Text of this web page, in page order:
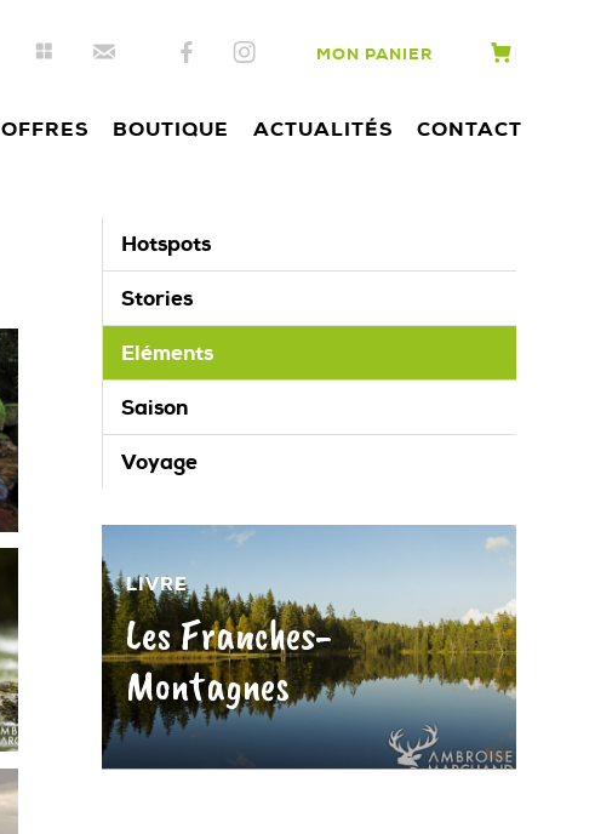
MON PANIER
OFFRES BOUTIQUE ACTUALITÉS CONTACT
Hotspots
Stories
Eléments
Saison
Voyage
LIVRE
Les Franches-
Montagnes